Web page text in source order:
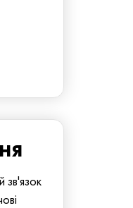
зв'язок